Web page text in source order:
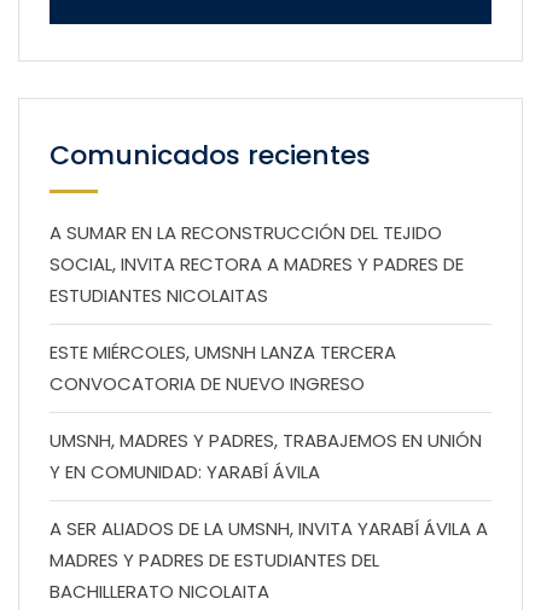
Comunicados recientes
A SUMAR EN LA RECONSTRUCCIÓN DEL TEJIDO
SOCIAL, INVITA RECTORA A MADRES Y PADRES DE
ESTUDIANTES NICOLAITAS
ESTE MIÉRCOLES, UMSNH LANZA TERCERA
CONVOCATORIA DE NUEVO INGRESO
UMSNH, MADRES Y PADRES, TRABAJEMOS EN UNIÓN
Y EN COMUNIDAD: YARABÍ ÁVILA
A SER ALIADOS DE LA UMSNH, INVITA YARABÍ ÁVILA A
MADRES Y PADRES DE ESTUDIANTES DEL
BACHILLERATO NICOLAITA